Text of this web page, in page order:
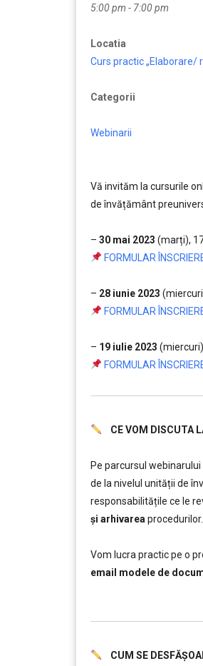
5:00 pm - 7:00 pm
Locatia
Curs practic „Elaborare/
Categorii
Webinarii
Vă invităm la cursurile
de învățământ
– 30 mai 2023 (marți),
FORMULAR
– 28 iunie 2023
FORMULAR
– 19 iulie 2023
FORMULAR
CE VOM DISCUTA
Pe parcursul
de la nivelul unității de
responsabilitățile ce le
și arhivarea
Vom lucra practic pe o
email modele de
CUM SE